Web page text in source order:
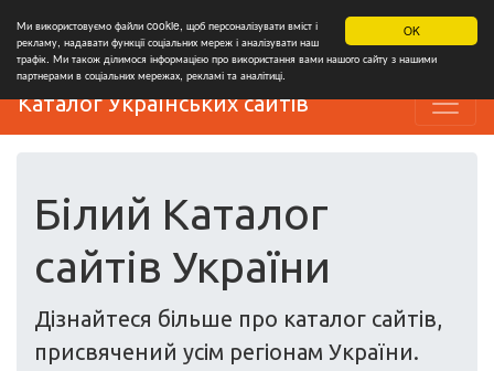
OK
Ми використовуємо файли cookie, щоб персоналізувати вміст і
рекламу, надавати функції соціальних мереж і аналізувати наш
трафік. Ми також ділимося інформацією про використання вами нашого сайту з нашими
партнерами в соціальних мережах, рекламі та аналітиці.
Каталог Українських сайтів
Білий Каталог
сайтів України
Дізнайтеся більше про каталог сайтів,
присвячений усім регіонам України.